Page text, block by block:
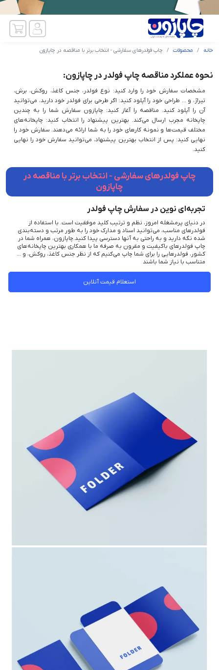
خانه محصولات چاپ فولدرهای سفارشی - انتخاب برتر با مناقصه در چاپازون
نحوه عملکرد مناقصه چاپ فولدر در چاپازون:
مشخصات سفارش خود را وارد کنید: نوع فولدر، جنس کاغذ، روکش، برش،
تیراژ، و ... طراحی خود را آپلود کنید: اگر طرحی برای فولدر خود دارید، می‌توانید
آن را آپلود کنید. مناقصه را آغاز کنید: چاپازون سفارش شما را به چندین
چاپخانه مجرب ارسال می‌کند. بهترین پیشنهاد را انتخاب کنید: چاپخانه‌های
مختلف قیمت‌ها و نمونه کارهای خود را به شما ارائه می‌دهند. سفارش خود را
نهایی کنید: پس از انتخاب بهترین پیشنهاد، می‌توانید سفارش خود را نهایی
کنید.
چاپ فولدرهای سفارشی - انتخاب برتر با مناقصه در
چاپازون
تجربه‌ای نوین در سفارش چاپ فولدر
در دنیای پرمشغله امروز، نظم و ترتیب کلید موفقیت است. با استفاده از
فولدرهای مناسب، می‌توانید اسناد و مدارک خود را به طور مرتب و دسته‌بندی
شده نگه دارید و به راحتی به آنها دسترسی پیدا کنید.چاپازون، همراه شما در
چاپ فولدرهای باکیفیت و مقرون به صرفه ما با همکاری بهترین چاپخانه‌های
کشور، فولدرهایی را برای شما چاپ می‌کنیم که از نظر جنس کاغذ، روکش، و …
متناسب با نیاز شما باشند
استعلام قیمت آنلاین